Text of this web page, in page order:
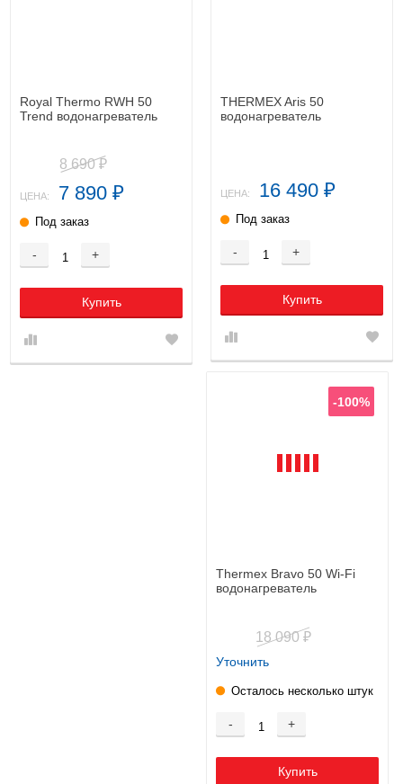
Royal Thermo RWH 50
Trend водонагреватель
8 690₽
ЦЕНА: 7 890 ₽
Под заказ
- +
Купить
THERMEX Aris 50
водонагреватель
ЦЕНА: 16 490 ₽
Под заказ
- +
Купить
-100%
Thermex Bravo 50 Wi-Fi
водонагреватель
18 090 ₽
Уточнить
Осталось несколько штук
- +
Купить